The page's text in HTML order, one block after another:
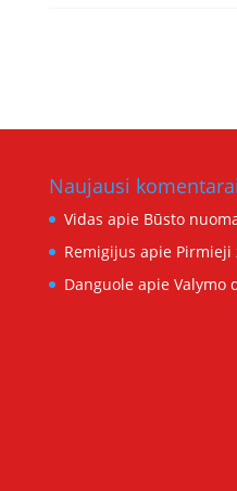
Naujausi komentarai
Vidas apie Būsto
Remigijus apie Pirmieji
Danguoleapie Valymo